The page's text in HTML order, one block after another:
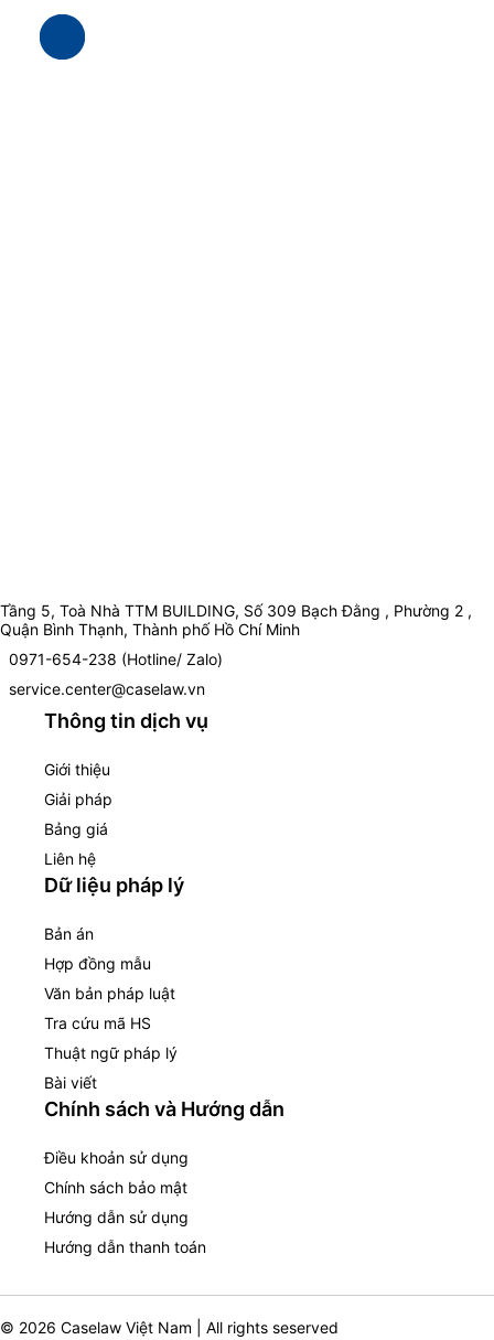
Tầng 5, Toà Nhà TTM BUILDING, Số 309 Bạch Đằng , Phường 2 ,
Quận Bình Thạnh, Thành phố Hồ Chí Minh
0971-654-238 (Hotline/ Zalo)
service.center@caselaw.vn
Thông tin dịch vụ
Giới thiệu
Giải pháp
Bảng giá
Liên hệ
Dữ liệu pháp lý
Bản án
Hợp đồng mẫu
Văn bản pháp luật
Tra cứu mã HS
Thuật ngữ pháp lý
Bài viết
Chính sách và Hướng dẫn
Điều khoản sử dụng
Chính sách bảo mật
Hướng dẫn sử dụng
Hướng dẫn thanh toán
© 2026 Caselaw Việt Nam | All rights seserved